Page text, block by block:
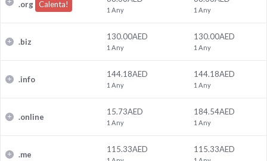
.org Calenta!
1 Any 1 Any
.biz
130.00AED
1 Any
130.00AED
1 Any
.info
144.18AED
1 Any
144.18AED
1 Any
.online
15.73AED
1 Any
184.54AED
1 Any
.me
115.33AED 115.33AED